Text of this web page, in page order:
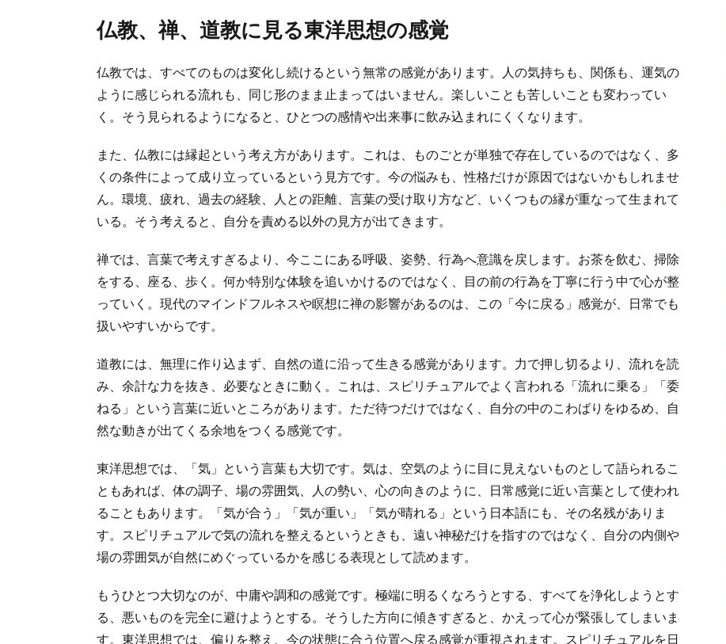
仏教、禅、道教に見る東洋思想の感覚
仏教では、すべてのものは変化し続けるという無常の感覚があります。人の気持ちも、関係も、運気の
ように感じられる流れも、同じ形のまま止まってはいません。楽しいことも苦しいことも変わってい
く。そう見られるようになると、ひとつの感情や出来事に飲み込まれにくくなります。
また、仏教には縁起という考え方があります。これは、ものごとが単独で存在しているのではなく、多
くの条件によって成り立っているという見方です。今の悩みも、性格だけが原因ではないかもしれませ
ん。環境、疲れ、過去の経験、人との距離、言葉の受け取り方など、いくつもの縁が重なって生まれて
いる。そう考えると、自分を責める以外の見方が出てきます。
禅では、言葉で考えすぎるより、今ここにある呼吸、姿勢、行為へ意識を戻します。お茶を飲む、掃除
をする、座る、歩く。何か特別な体験を追いかけるのではなく、目の前の行為を丁寧に行う中で心が整
っていく。現代のマインドフルネスや瞑想に禅の影響があるのは、この「今に戻る」感覚が、日常でも
扱いやすいからです。
道教には、無理に作り込まず、自然の道に沿って生きる感覚があります。力で押し切るより、流れを読
み、余計な力を抜き、必要なときに動く。これは、スピリチュアルでよく言われる「流れに乗る」「委
ねる」という言葉に近いところがあります。ただ待つだけではなく、自分の中のこわばりをゆるめ、自
然な動きが出てくる余地をつくる感覚です。
東洋思想では、「気」という言葉も大切です。気は、空気のように目に見えないものとして語られるこ
ともあれば、体の調子、場の雰囲気、人の勢い、心の向きのように、日常感覚に近い言葉として使われ
ることもあります。「気が合う」「気が重い」「気が晴れる」という日本語にも、その名残がありま
す。スピリチュアルで気の流れを整えるというときも、遠い神秘だけを指すのではなく、自分の内側や
場の雰囲気が自然にめぐっているかを感じる表現として読めます。
もうひとつ大切なのが、中庸や調和の感覚です。極端に明るくなろうとする、すべてを浄化しようとす
る、悪いものを完全に避けようとする。そうした方向に傾きすぎると、かえって心が緊張してしまいま
す。東洋思想では、偏りを整え、今の状態に合う位置へ戻る感覚が重視されます。スピリチュアルを日